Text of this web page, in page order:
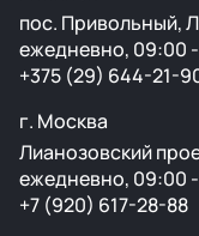
пос. Привольный,
ежедневно, 09:00 -
+375 (29) 644-21-
г. Москва
Лианозовский
ежедневно, 09:00 -
+7 (920) 617-28-88